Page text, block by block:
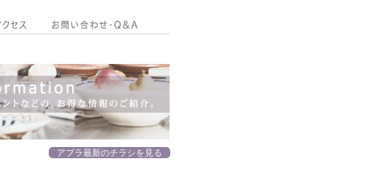
アプラ最新のチラシを見る